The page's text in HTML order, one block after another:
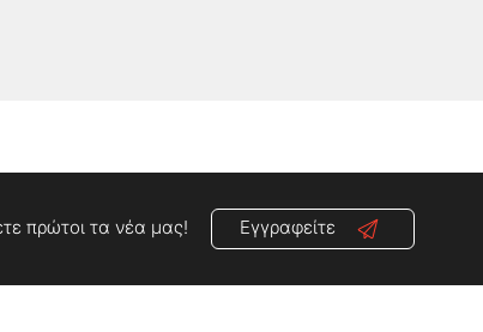
πρώτοι τα νέα μας! Εγγραφείτε